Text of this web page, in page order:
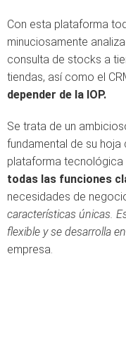
Con esta plataforma
minuciosamente
consulta de stocks a
tiendas, así como el
depender de la IOP.
Se trata de un
fundamental de su hoja
plataforma tecnológica
todas las funciones
necesidades de
características únicas.
flexible y se desarrolla
empresa.